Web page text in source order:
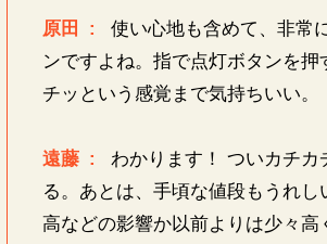
原田 : 使い心地も含めて、非常
ンですよね。指で点灯ボタンを押
チッという感覚まで気持ちいい。
遠藤 : わかります！ ついカチカ
る。あとは、手頃な値段もうれし
高などの影響か以前よりは少々高